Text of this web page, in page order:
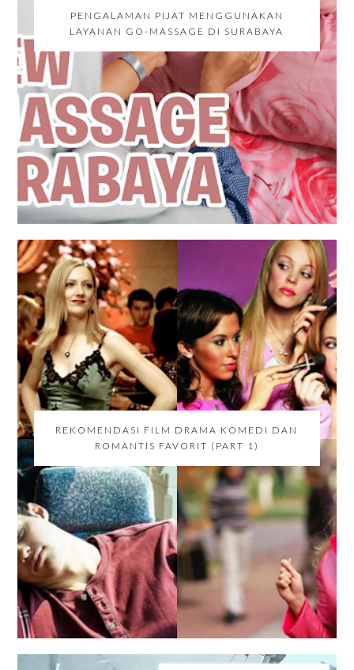
PENGALAMAN PIJAT MENGGUNAKAN
LAYANAN GO-MASSAGE DI SURABAYA
REKOMENDASI FILM DRAMA KOMEDI DAN
ROMANTIS FAVORIT (PART 1)